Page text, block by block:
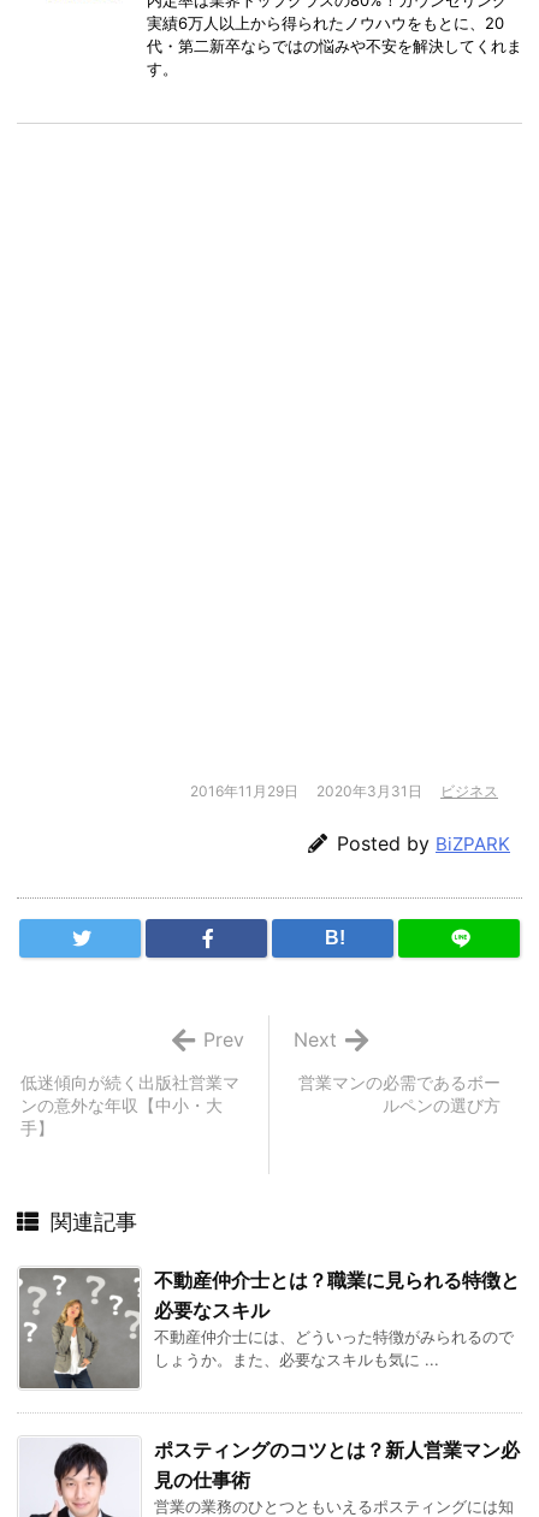
実績6万人以上から得られたノウハウをもとに、20
代・第二新卒ならではの悩みや不安を解決してくれま
す。
2016年11月29日 2020年3月31日 ビジネス
Posted by BiZPARK
B!
営業マンの必需であるボー
ルペンの選び方
Next
低迷傾向が続く出版社営業マ
ンの意外な年収【中小・大
手】
Prev
関連記事
不動産仲介士とは？職業に見られる特徴と
必要なスキル
不動産仲介士には、どういった特徴がみられるので
しょうか。また、必要なスキルも気に ...
ポスティングのコツとは？新人営業マン必
見の仕事術
営業の業務のひとつともいえるポスティングには知